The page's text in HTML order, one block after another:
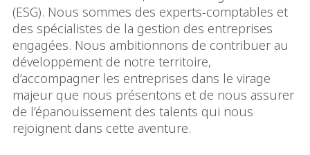
(ESG). Nous sommes des experts-comptables et
des spécialistes de la gestion des entreprises
engagées. Nous ambitionnons de contribuer au
développement de notre territoire,
d’accompagner les entreprises dans le virage
majeur que nous présentons et de nous assurer
de l’épanouissement des talents qui nous
rejoignent dans cette aventure.